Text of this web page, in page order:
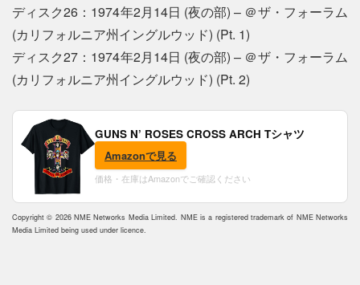
ディスク26：1974年2月14日 (夜の部) – ＠ザ・フォーラム
(カリフォルニア州イングルウッド) (Pt. 1)
ディスク27：1974年2月14日 (夜の部) – ＠ザ・フォーラム
(カリフォルニア州イングルウッド) (Pt. 2)
GUNS N’ ROSES CROSS ARCH Tシャツ
Amazonで見る
価格・在庫はAmazonでご確認ください
Copyright © 2026 NME Networks Media Limited. NME is a registered trademark of NME Networks
Media Limited being used under licence.